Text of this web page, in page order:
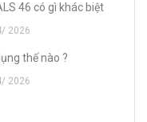
46 có gì khác biệt
2026
thế nào ?
2026